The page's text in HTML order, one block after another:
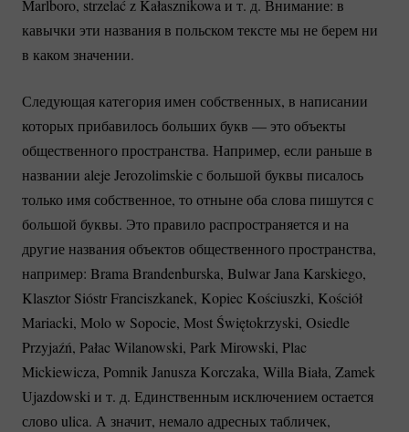
Marlboro, strzelać z Kałasznikowa и т. д. Внимание: в
кавычки эти названия в польском тексте мы не берем ни
в каком значении.
Следующая категория имен собственных, в написании
которых прибавилось больших букв — это объекты
общественного пространства. Например, если раньше в
названии aleje Jerozolimskie с большой буквы писалось
только имя собственное, то отныне оба слова пишутся с
большой буквы. Это правило распространяется и на
другие названия объектов общественного пространства,
например: Brama Brandenburska, Bulwar Jana Karskiego,
Klasztor Sióstr Franciszkanek, Kopiec Kościuszki, Kościół
Mariacki, Molo w Sopocie, Most Świętokrzyski, Osiedle
Przyjaźń, Pałac Wilanowski, Park Mirowski, Plac
Mickiewicza, Pomnik Janusza Korczaka, Willa Biała, Zamek
Ujazdowski и т. д. Единственным исключением остается
слово ulica. А значит, немало адресных табличек,